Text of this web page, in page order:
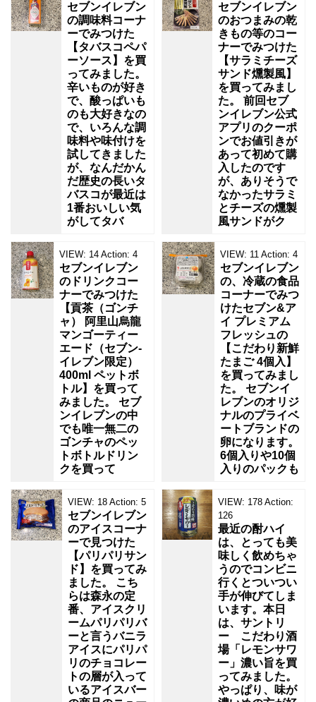
セブンイレブン
の調味料コーナ
ーでみつけた
【タバスコペパ
ーソース】を買
ってみました。
辛いものが好き
で、酸っぱいも
のも大好きなの
で、いろんな調
味料や味付けを
試してきました
が、なんだかん
だ歴史の長いタ
バスコが最近は
1番おいしい気
がしてタバ
セブンイレブン
のおつまみの乾
きもの等のコー
ナーでみつけた
【サラミチーズ
サンド燻製風】
を買ってみまし
た。 前回セブ
ンイレブン公式
アプリのクーポ
ンでお値引きが
あって初めて購
入したのです
が、ありそうで
なかったサラミ
とチーズの燻製
風サンドがク
VIEW: 14 Action: 4
セブンイレブン
のドリンクコー
ナーでみつけた
【貢茶（ゴンチ
ャ） 阿里山烏龍
マンゴーティー
エード（セブン‐
イレブン限定）
400ml ペットボ
トル】を買って
みました。 セブ
ンイレブンの中
でも唯一無二の
ゴンチャのペッ
トボトルドリン
クを買って
VIEW: 11 Action: 4
セブンイレブン
の、冷蔵の食品
コーナーでみつ
けたセブン&ア
イ プレミアム
フレッシュの
【こだわり新鮮
たまご 4個入】
を買ってみまし
た。 セブンイ
レブンのオリジ
ナルのプライベ
ートブランドの
卵になります。
6個入りや10個
入りのパックも
VIEW: 18 Action: 5
セブンイレブン
のアイスコーナ
ーで見つけた
【パリパリサン
ド】を買ってみ
ました。 こち
らは森永の定
番、アイスクリ
ームパリパリバ
ーと言うバニラ
アイスにパリパ
リのチョコレー
トの層が入って
いるアイスバー
VIEW: 178 Action:
126
最近の酎ハイ
は、とっても美
味しく飲めちゃ
うのでコンビニ
行くとついつい
手が伸びてしま
います。本日
は、サントリ
ー こだわり酒
場「レモンサワ
ー」濃い旨を買
ってみました。
やっぱり、味が